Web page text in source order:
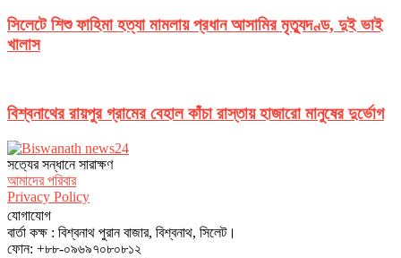
সিলেটে শিশু ফাহিমা হত্যা মামলায় প্রধান আসামির মৃত্যুদণ্ড, দুই ভাই
খালাস
বিশ্বনাথের রায়পুর গ্রামের বেহাল কাঁচা রাস্তায় হাজারো মানুষের দুর্ভোগ
সত‌্যের সন্ধানে সারাক্ষণ
আমাদের পরিবার
Privacy Policy
যোগাযোগ
বার্তা কক্ষ : বিশ্বনাথ পুরান বাজার, বিশ্বনাথ, সিলেট।
ফোন: +৮৮-০৯৬৯৭০৮০৮১২